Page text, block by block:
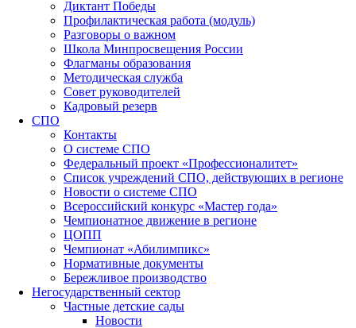
Диктант Победы
Профилактическая работа (модуль)
Разговоры о важном
Школа Минпросвещения России
Флагманы образования
Методическая служба
Совет руководителей
Кадровый резерв
СПО
Контакты
О системе СПО
Федеральный проект «Профессионалитет»
Список учреждений СПО, действующих в регионе
Новости о системе СПО
Всероссийский конкурс «Мастер года»
Чемпионатное движение в регионе
ЦОПП
Чемпионат «Абилимпикс»
Нормативные документы
Бережливое производство
Негосударственный сектор
Частные детские сады
Новости